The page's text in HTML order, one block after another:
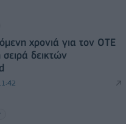
χρονιά για τον ΟΤΕ
σειρά δεικτών